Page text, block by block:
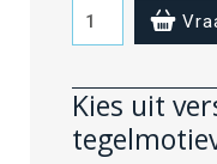
Aberdeen
-
x
30
Kies uit